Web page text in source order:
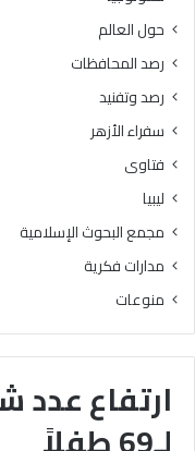
ارتفاع عدد
حول العالم
رصد المحافظات
رصد وتفنيد
سفراء الأزهر
فتاوى
ليبيا
مجمع البحوث الإسلامية
مدارات فكرية
منوعات